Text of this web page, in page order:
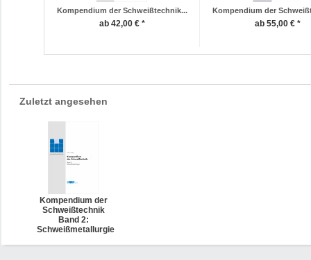
Kompendium der Schweißtechnik...
ab 42,00 € *
Kompendium der
ab 55,00 € *
Zuletzt angesehen
Kompendium der
Schweißtechnik
Band 2:
Schweißmetallurgie